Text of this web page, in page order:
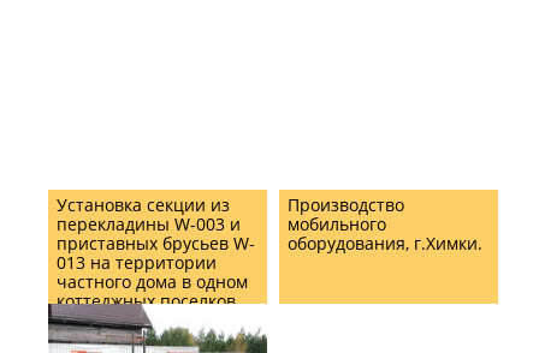
Установка секции из
перекладины W-003 и
приставных брусьев W-
013 на территории
частного дома в одном
коттеджных поселков
Подмосковья
Производство
мобильного
оборудования, г.Химки.